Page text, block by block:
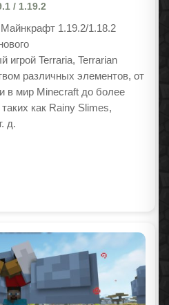
/ 1.19.2
1.19.2/1.18.2
игрой Terraria, Terrarian
различных элементов, от
в мир Minecraft до более
как Rainy Slimes,
д.